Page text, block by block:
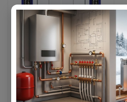
Радиатор
биметаллический
DIAL ECO 500/80 / 6
СЕКЦИЙ / (148 Вт./
секц.)